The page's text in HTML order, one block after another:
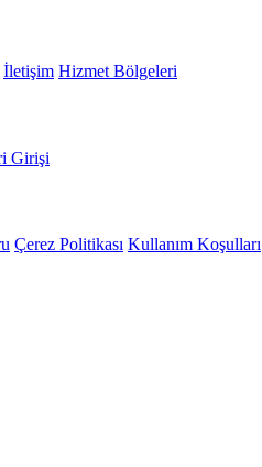
İletişim Hizmet Bölgeleri
Girişi
Çerez Politikası Kullanım Koşulları